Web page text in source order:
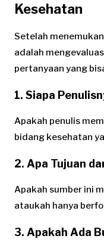
Kesehatan
Setelah
adalah
pertanyaan yang
1. Siapa
Apakah penulis
bidang kesehatan
2. Apa Tujuan
Apakah sumber ini
ataukah hanya
3. Apakah Ada